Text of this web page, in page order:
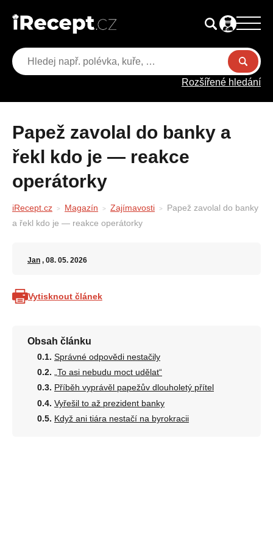
Rozšířené hledání
Papež zavolal do banky a
řekl kdo je — reakce
operátorky
iRecept.cz Magazín Zajímavosti
Papež zavolal do banky
a řekl kdo je — reakce operátorky
Jan , 08. 05. 2026
Vytisknout článek
Obsah článku
Správné odpovědi nestačily
„To asi nebudu moct udělat“
Příběh vyprávěl papežův dlouholetý přítel
Vyřešil to až prezident banky
Když ani tiára nestačí na byrokracii